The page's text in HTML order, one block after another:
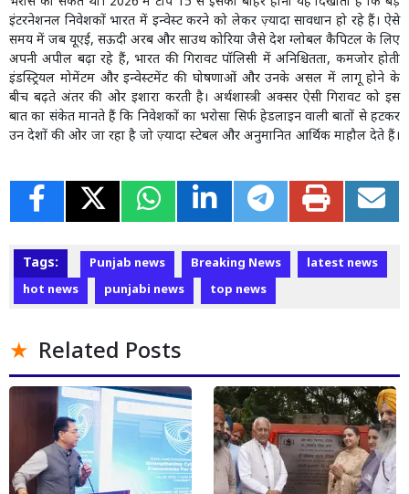
इंटरनेशनल निवेशकों भारत में इन्वेस्ट करने को लेकर ज़्यादा सावधान हो रहे हैं। ऐसे
समय में जब यूएई, सऊदी अरब और साउथ कोरिया जैसे देश ग्लोबल कैपिटल के लिए
अपनी अपील बढ़ा रहे हैं, भारत की गिरावट पॉलिसी में अनिश्चितता, कमजोर होती
इंडस्ट्रियल मोमेंटम और इन्वेस्टमेंट की घोषणाओं और उनके असल में लागू होने के
बीच बढ़ते अंतर की ओर इशारा करती है। अर्थशास्त्री अक्सर ऐसी गिरावट को इस
बात का संकेत मानते हैं कि निवेशकों का भरोसा सिर्फ हेडलाइन वाली बातों से हटकर
उन देशों की ओर जा रहा है जो ज़्यादा स्टेबल और अनुमानित आर्थिक माहौल देते हैं।
Tags: Punjab news Breaking News
latest news
hot news
punjabi news top news
Related Posts